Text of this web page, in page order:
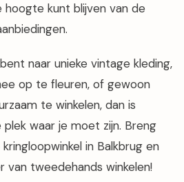
hoogte kunt blijven van de
naar unieke vintage kleding,
op te fleuren, of gewoon
te winkelen, dan is
plek waar je moet zijn. Breng
in Balkbrug en
van tweedehands winkelen!